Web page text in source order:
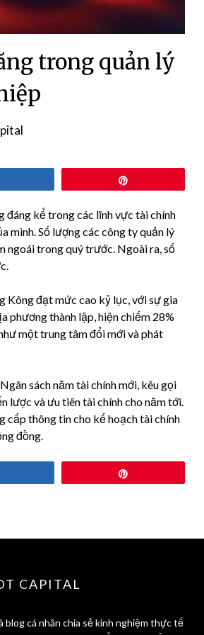
trong quản lý
đáng kể trong các lĩnh vực tài chính
mình. Số lượng các công ty quản lý
ngoái trong quý trước. Ngoài ra, số
Kông đạt mức cao kỷ lục, với sự gia
phương thành lập, hiện chiếm 28%
một trung tâm đổi mới và phát
sách năm tài chính mới, kêu gọi
lược và ưu tiên tài chính cho năm tới.
cấp thông tin cho kế hoạch tài chính
đồng.
CAPITAL
blog cá nhân chia sẻ kinh nghiệm thực tế